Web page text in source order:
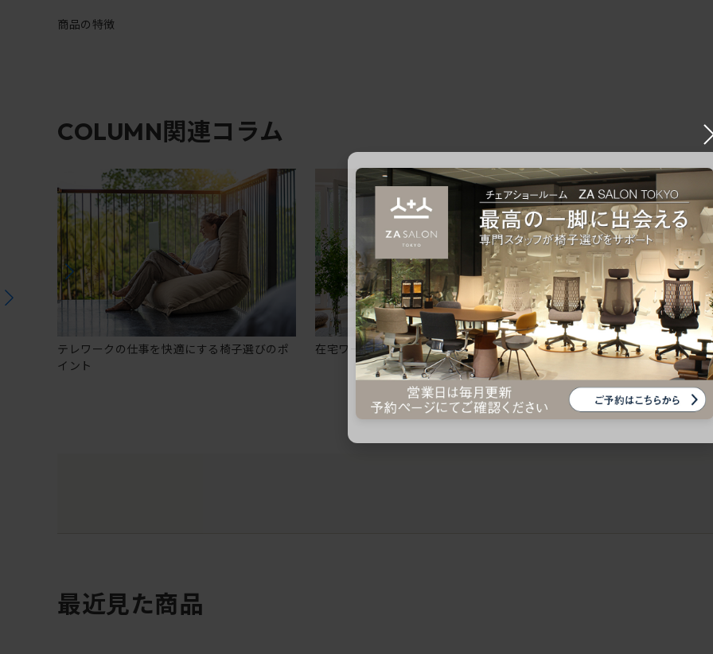
商品の特徴
COLUMN関連コラム
テレワークの仕事を快適にする椅子選びのポ
イント
在宅ワークにおすすめのオフィスチェア5選
椅子に座っているのに疲
疲れにくいチェアの選び方
最近見た商品